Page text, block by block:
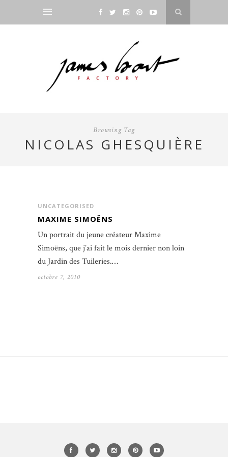
Browsing Tag
NICOLAS GHESQUIÈRE
UNCATEGORISED
MAXIME SIMOËNS
Un portrait du jeune créateur Maxime
Simoëns, que j’ai fait le mois dernier non loin
du Jardin des Tuileries.…
octobre 7, 2010